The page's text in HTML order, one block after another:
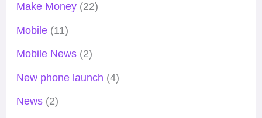
Make Money(22)
Mobile(11)
Mobile News(2)
New phone launch (4)
News(2)